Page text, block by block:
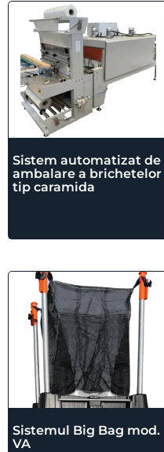
Sistem automatizat de
ambalare a brichetelor
tip caramida
Sistemul Big Bag mod.
VA